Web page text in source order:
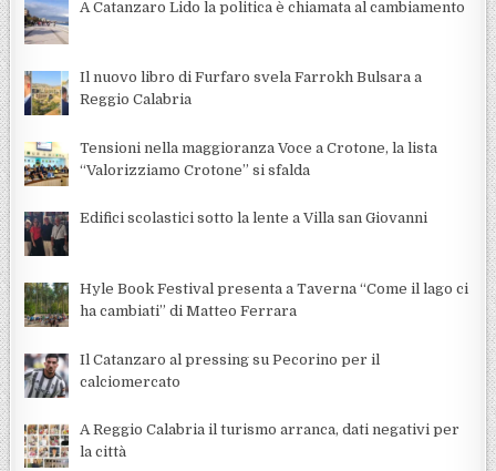
A Catanzaro Lido la politica è chiamata al cambiamento
Il nuovo libro di Furfaro svela Farrokh Bulsara a
Reggio Calabria
Tensioni nella maggioranza Voce a Crotone, la lista
“Valorizziamo Crotone” si sfalda
Edifici scolastici sotto la lente a Villa san Giovanni
Hyle Book Festival presenta a Taverna “Come il lago ci
ha cambiati” di Matteo Ferrara
Il Catanzaro al pressing su Pecorino per il
calciomercato
A Reggio Calabria il turismo arranca, dati negativi per
la città